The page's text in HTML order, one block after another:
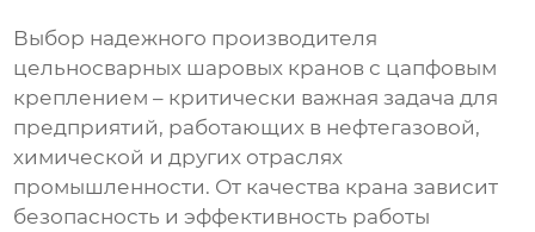
Выбор надежного производителя
цельносварных шаровых кранов с цапфовым
креплением – критически важная задача для
предприятий, работающих в нефтегазовой,
химической и других отраслях
промышленности. От качества крана зависит
безопасность и эффективность работы